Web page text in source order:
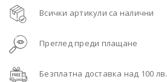
Всички артикули са налични
Преглед преди плащане
Безплатна доставка над 100 лв.